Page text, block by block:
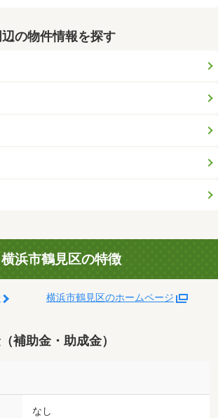
の物件情報を探す
横浜市鶴見区の特徴
横浜市鶴見区のホームページ
補助金・助成金）
なし